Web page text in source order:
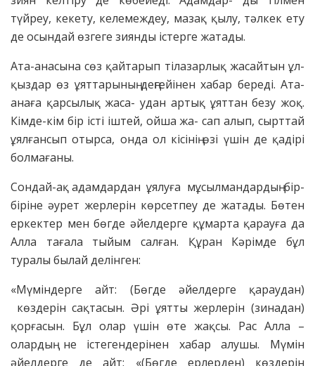
түйреу, кекету, келемеждеу, мазақ қылу, тәлкек ету
де осындай өзгеге зиянды істерге жатады.
Ата-анасына сөз қайтарып тілазарлық жасайтын ұл-
қыздар өз ұяттарының деңгейінен хабар береді. Ата-
анаға қарсылық жаса- удан артық ұяттан безу жоқ.
Кімде-кім бір істі іштей, ойша жа- сап алып, сырттай
ұялғансып отырса, онда ол кісінің өзі үшін де қадірі
болмағаны.
Сондай-ақ адамдардан ұялуға мұсылмандардың бір-
біріне әурет жерлерін көрсетпеу де жатады. Бөтен
еркектер мен бөгде әйелдерге құмарта қарауға да
Алла тағала тыйым салған. Құран Кәрімде бұл
туралы былай делінген:
«Мүміндерге айт: (Бөгде әйелдерге қараудан)
көздерін сақтасын. Әрі ұятты жерлерін (зинадан)
қорғасын. Бұл олар үшін өте жақсы. Рас Алла –
олардың не істегендерінен хабар алушы. Мүмін
әйелдерге де айт: «(Бөгде ерлерден) көздерін